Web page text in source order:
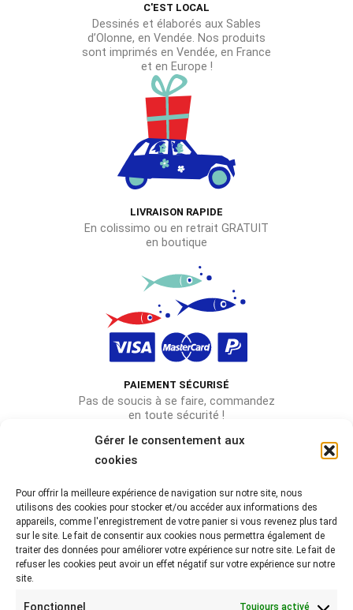
Gérer le consentement aux
cookies
Pour offrir la meilleure expérience de navigation sur notre site, nous
utilisons des cookies pour stocker et/ou accéder aux informations des
appareils, comme l'enregistrement de votre panier si vous revenez plus tard
sur le site. Le fait de consentir aux cookies nous permettra également de
traiter des données pour améliorer votre expérience sur notre site. Le fait de
refuser les cookies peut avoir un effet négatif sur votre expérience sur notre
site.
Fonctionnel Toujours activé
page
du
page
du
C'EST LOCAL
Dessinés et élaborés aux Sables
d’Olonne, en Vendée. Nos produits
sont imprimés en Vendée, en France
et en Europe !
LIVRAISON RAPIDE
En colissimo ou en retrait GRATUIT
en boutique
PAIEMENT SÉCURISÉ
Pas de soucis à se faire, commandez
en toute sécurité !
Rejoignez-nous sur les réseaux !
Partagez-nous vos photos avec le hashtag
#lebeaubazar